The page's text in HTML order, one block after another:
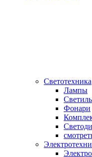
Светотехника
Лампы
Фонари